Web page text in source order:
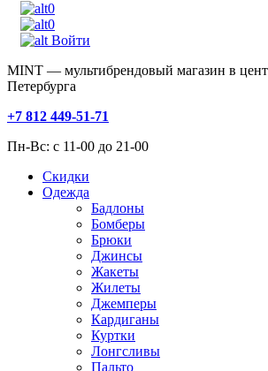
0
0
Войти
MINT — мультибрендовый магазин в
Петербурга
+7 812 449-51-71
Пн-Вс: с 11-00 до 21-00
Скидки
Одежда
Бадлоны
Бомберы
Брюки
Джинсы
Жакеты
Жилеты
Джемперы
Кардиганы
Куртки
Лонгсливы
Пальто